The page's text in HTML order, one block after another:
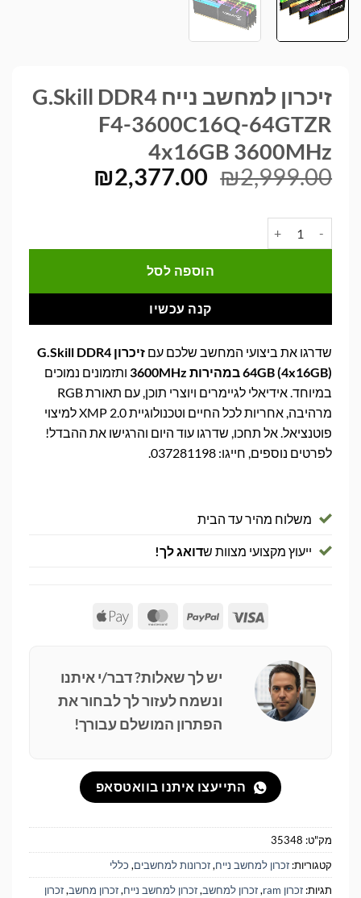
זיכרון למחשב נייח G.Skill DDR4
F4-3600C16Q-64GTZR
4x16GB 3600MHz
₪2,999.00
המחיר
₪2,999.00.
₪2,377.00
הוספה לסל
קנה עכשיו
שדרגו את ביצועי המחשב שלכם עם
זיכרון G.Skill DDR4
64GB (4x16GB) במהירות 3600MHz
ותזמונים נמוכים
במיוחד. אידיאלי לגיימרים ויוצרי תוכן, עם תאורת RGB
מרהיבה, אחריות לכל החיים וטכנולוגיית XMP 2.0 למיצוי
פוטנציאל. אל תחכו, שדרגו עוד היום והרגישו את ההבדל!
לפרטים נוספים, חייגו: 037281198.
משלוח מהיר עד הבית
ייעוץ מקצועי מצוות שדואג לך!
Visa
PayPal
MasterCard
Apple
יש לך שאלות? דבר/י איתנו
ונשמח לעזור לך לבחור את
הפתרון המושלם עבורך!
התייעצו איתנו בוואטסאפ
מק"ט: 35348
קטגוריות: זכרון למחשב נייח,זכרונות למחשבים, כללי
תגיות: זכרון ram ,זכרון למחשב,זכרון למחשב נייח,זכרון מחשב,זכרון